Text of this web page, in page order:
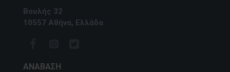
Βουλής 32
10557 Αθήνα, Ελλάδα
ΑΝΆΒΑΣΗ